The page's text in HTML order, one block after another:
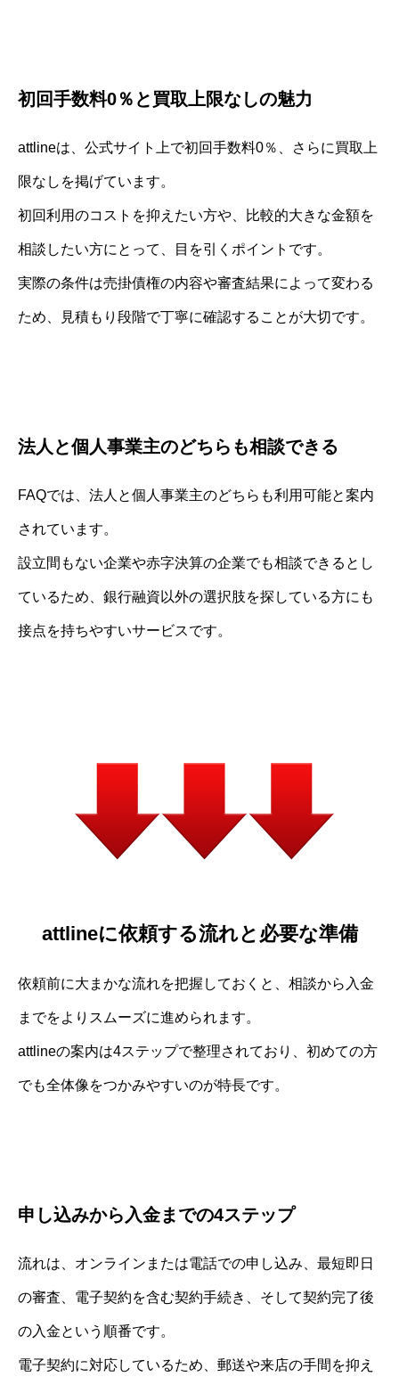
初回手数料0％と買取上限なしの魅力
attlineは、公式サイト上で初回手数料0％、さらに買取上
限なしを掲げています。
初回利用のコストを抑えたい方や、比較的大きな金額を
相談したい方にとって、目を引くポイントです。
実際の条件は売掛債権の内容や審査結果によって変わる
ため、見積もり段階で丁寧に確認することが大切です。
法人と個人事業主のどちらも相談できる
FAQでは、法人と個人事業主のどちらも利用可能と案内
されています。
設立間もない企業や赤字決算の企業でも相談できるとし
ているため、銀行融資以外の選択肢を探している方にも
接点を持ちやすいサービスです。
attlineに依頼する流れと必要な準備
依頼前に大まかな流れを把握しておくと、相談から入金
までをよりスムーズに進められます。
attlineの案内は4ステップで整理されており、初めての方
でも全体像をつかみやすいのが特長です。
申し込みから入金までの4ステップ
流れは、オンラインまたは電話での申し込み、最短即日
の審査、電子契約を含む契約手続き、そして契約完了後
の入金という順番です。
電子契約に対応しているため、郵送や来店の手間を抑え